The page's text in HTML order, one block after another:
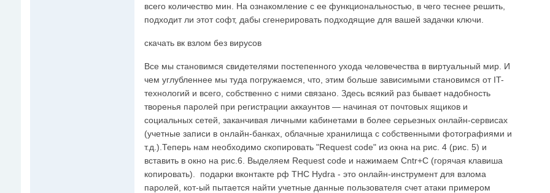
всего количество мин. На ознакомление с ее функциональностью, в чего теснее решить,
подходит ли этот софт, дабы сгенерировать подходящие для вашей задачки ключи.
скачать вк взлом без вирусов
Все мы становимся свидетелями постепенного ухода человечества в виртуальный мир. И
чем углубленнее мы туда погружаемся, что, этим больше зависимыми становимся от IT-
технологий и всего, собственно с ними связано. Здесь всякий раз бывает надобность
творенья паролей при регистрации аккаунтов — начиная от почтовых ящиков и
социальных сетей, заканчивая личными кабинетами в более серьезных онлайн-сервисах
(учетные записи в онлайн-банках, облачные хранилища с собственными фотографиями и
т.д.).Теперь нам необходимо скопировать "Request code" из окна на рис. 4 (рис. 5) и
вставить в окно на рис.6. Выделяем Request code и нажимаем Cntr+C (горячая клавиша
копировать). подарки вконтакте рф THC Hydra - это онлайн-инструмент для взлома
паролей, кот-ый пытается найти учетные данные пользователя счет атаки примером